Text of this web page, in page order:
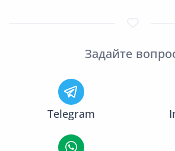
Задайте
Telegram